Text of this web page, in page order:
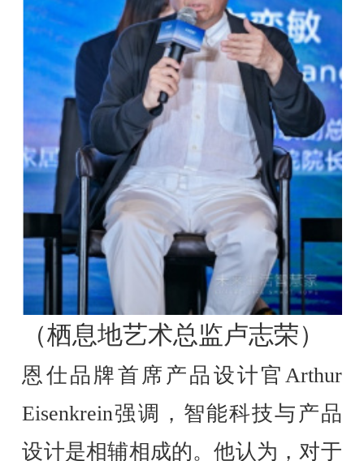
（栖息地艺术总监卢志荣）
恩仕品牌首席产品设计官Arthur
Eisenkrein强调，智能科技与产品
设计是相辅相成的。他认为，对于